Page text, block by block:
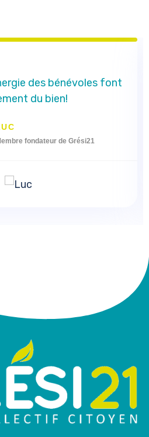
des bénévoles font
du bien!
fondateur de Grési21